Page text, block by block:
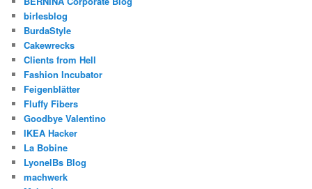
birlesblog
BurdaStyle
Cakewrecks
Clients from Hell
Fashion Incubator
Feigenblätter
Fluffy Fibers
Goodbye Valentino
IKEA Hacker
La Bobine
LyonelBs Blog
machwerk